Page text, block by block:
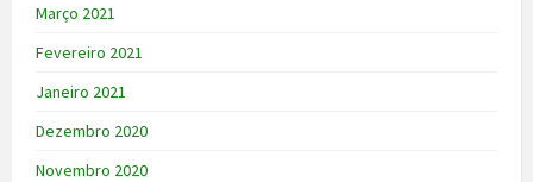
Março 2021
Fevereiro 2021
Janeiro 2021
Dezembro 2020
Novembro 2020